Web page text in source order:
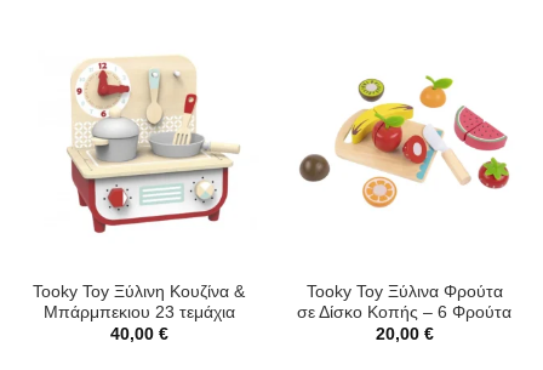
Tooky Toy Ξύλινη Κουζίνα &
Μπάρμπεκιου 23 τεμάχια
40,00 €
Tooky Toy Ξύλινα Φρούτα
σε Δίσκο Κοπής – 6 Φρούτα
20,00 €